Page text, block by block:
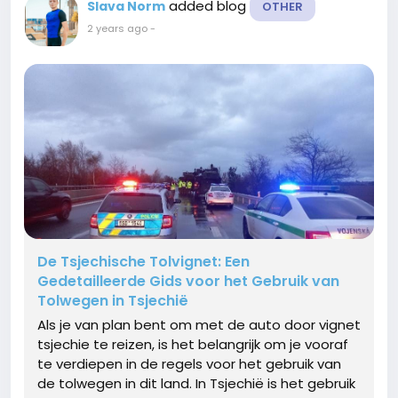
Slava Norm added blog OTHER
2 years ago-
De Tsjechische Tolvignet: Een
Gedetailleerde Gids voor het Gebruik van
Tolwegen in Tsjechië
Als je van plan bent om met de auto door vignet
tsjechie te reizen, is het belangrijk om je vooraf
te verdiepen in de regels voor het gebruik van
de tolwegen in dit land. In Tsjechië is het gebruik